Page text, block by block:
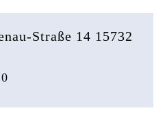
Straße 14 15732